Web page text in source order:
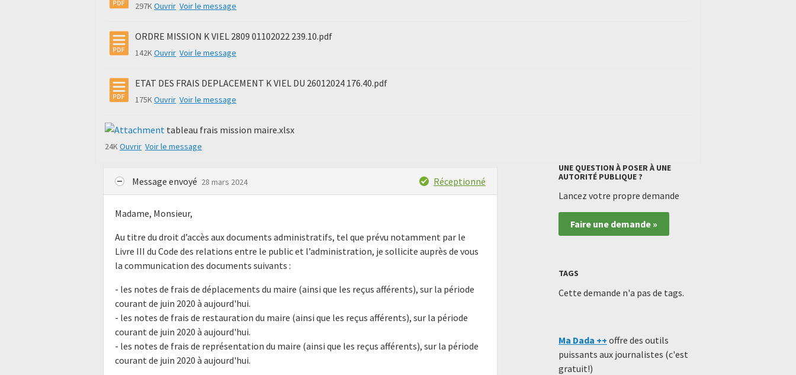
297KOuvrir Voir le message
ORDRE MISSION K VIEL 2809 01102022 239.10.pdf
142KOuvrir Voir le message
ETAT DES FRAIS DEPLACEMENT K VIEL DU 26012024 176.40.pdf
175KOuvrir Voir le message
tableau frais mission maire.xlsx
24KOuvrir Voir le message
Message envoyé 28 mars 2024 Réceptionné
Madame, Monsieur,
Au titre du droit d’accès aux documents administratifs, tel que prévu notamment par le
Livre III du Code des relations entre le public et l’administration, je sollicite auprès de vous
la communication des documents suivants :
- les notes de frais de déplacements du maire (ainsi que les reçus afférents), sur la période
courant de juin 2020 à aujourd'hui.
- les notes de frais de restauration du maire (ainsi que les reçus afférents), sur la période
courant de juin 2020 à aujourd'hui.
- les notes de frais de représentation du maire (ainsi que les reçus afférents), sur la période
courant de juin 2020 à aujourd'hui.
UNE QUESTION À POSER À UNE
AUTORITÉ PUBLIQUE ?
Lancez votre propre demande
Faire une demande »
TAGS
Cette demande n'a pas de tags.
Ma Dada ++ offre des outils
puissants aux journalistes (c'est
gratuit!)